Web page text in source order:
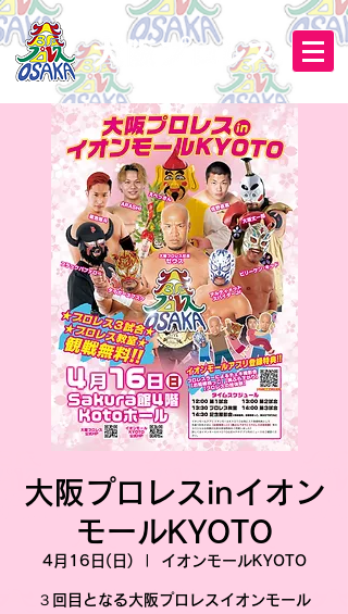
大阪プロレスinイオン
モールKYOTO
4月16日(日) イオンモールKYOTO
３回目となる大阪プロレスイオンモール